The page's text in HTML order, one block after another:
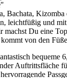
Bachata, Kizomba
leichtfüßig und
machst Du eine
von den
bequeme
Auftrittsfläche